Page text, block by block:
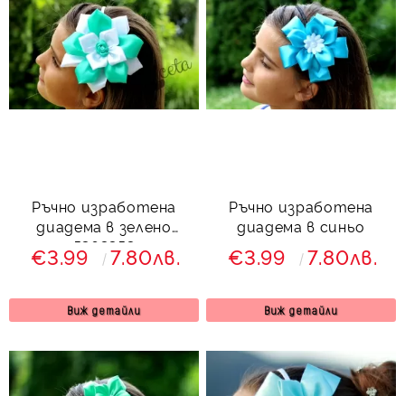
Ръчно изработена
диадема в зелено
5363353
€3.99 7.80лв.
Виж детайли
Ръчно изработена
диадема в синьо
€3.99 7.80лв.
Виж детайли